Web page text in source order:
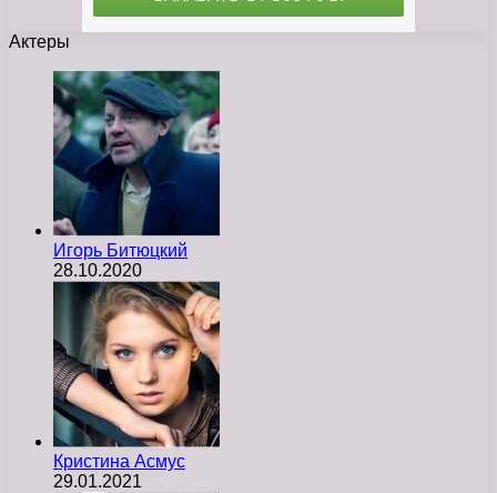
Актеры
Игорь Битюцкий
28.10.2020
Кристина Асмус
29.01.2021